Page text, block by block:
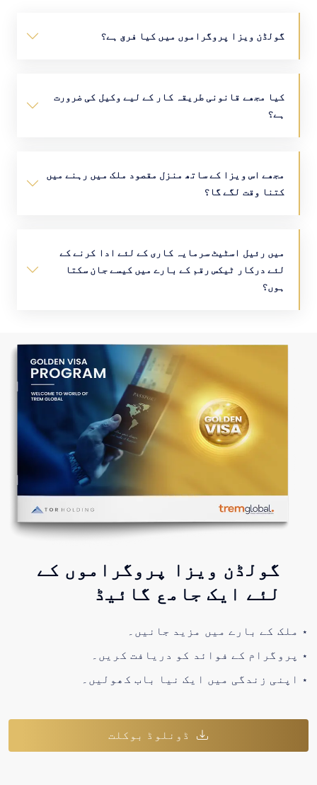
گولڈن ویزا پروگراموں میں کیا فرق ہے؟
کیا مجھے قانونی طریقہ کار کے لیے وکیل کی ضرورت
ہے؟
مجھے اس ویزا کے ساتھ منزل مقصود ملک میں رہنے میں
کتنا وقت لگے گا؟
میں رئیل اسٹیٹ سرمایہ کاری کے لئے ادا کرنے کے
لئے درکار ٹیکس رقم کے بارے میں کیسے جان سکتا
ہوں؟
گولڈن ویزا پروگراموں کے
لئے ایک جامع گائیڈ
⋆ ملک کے بارے میں مزید جانیں۔
⋆ پروگرام کے فوائد کو دریافت کریں۔
⋆ اپنی زندگی میں ایک نیا باب کھولیں۔
ڈونلوڈ بوکلت